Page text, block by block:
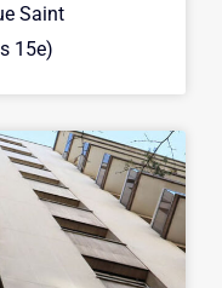
Saint
15e)